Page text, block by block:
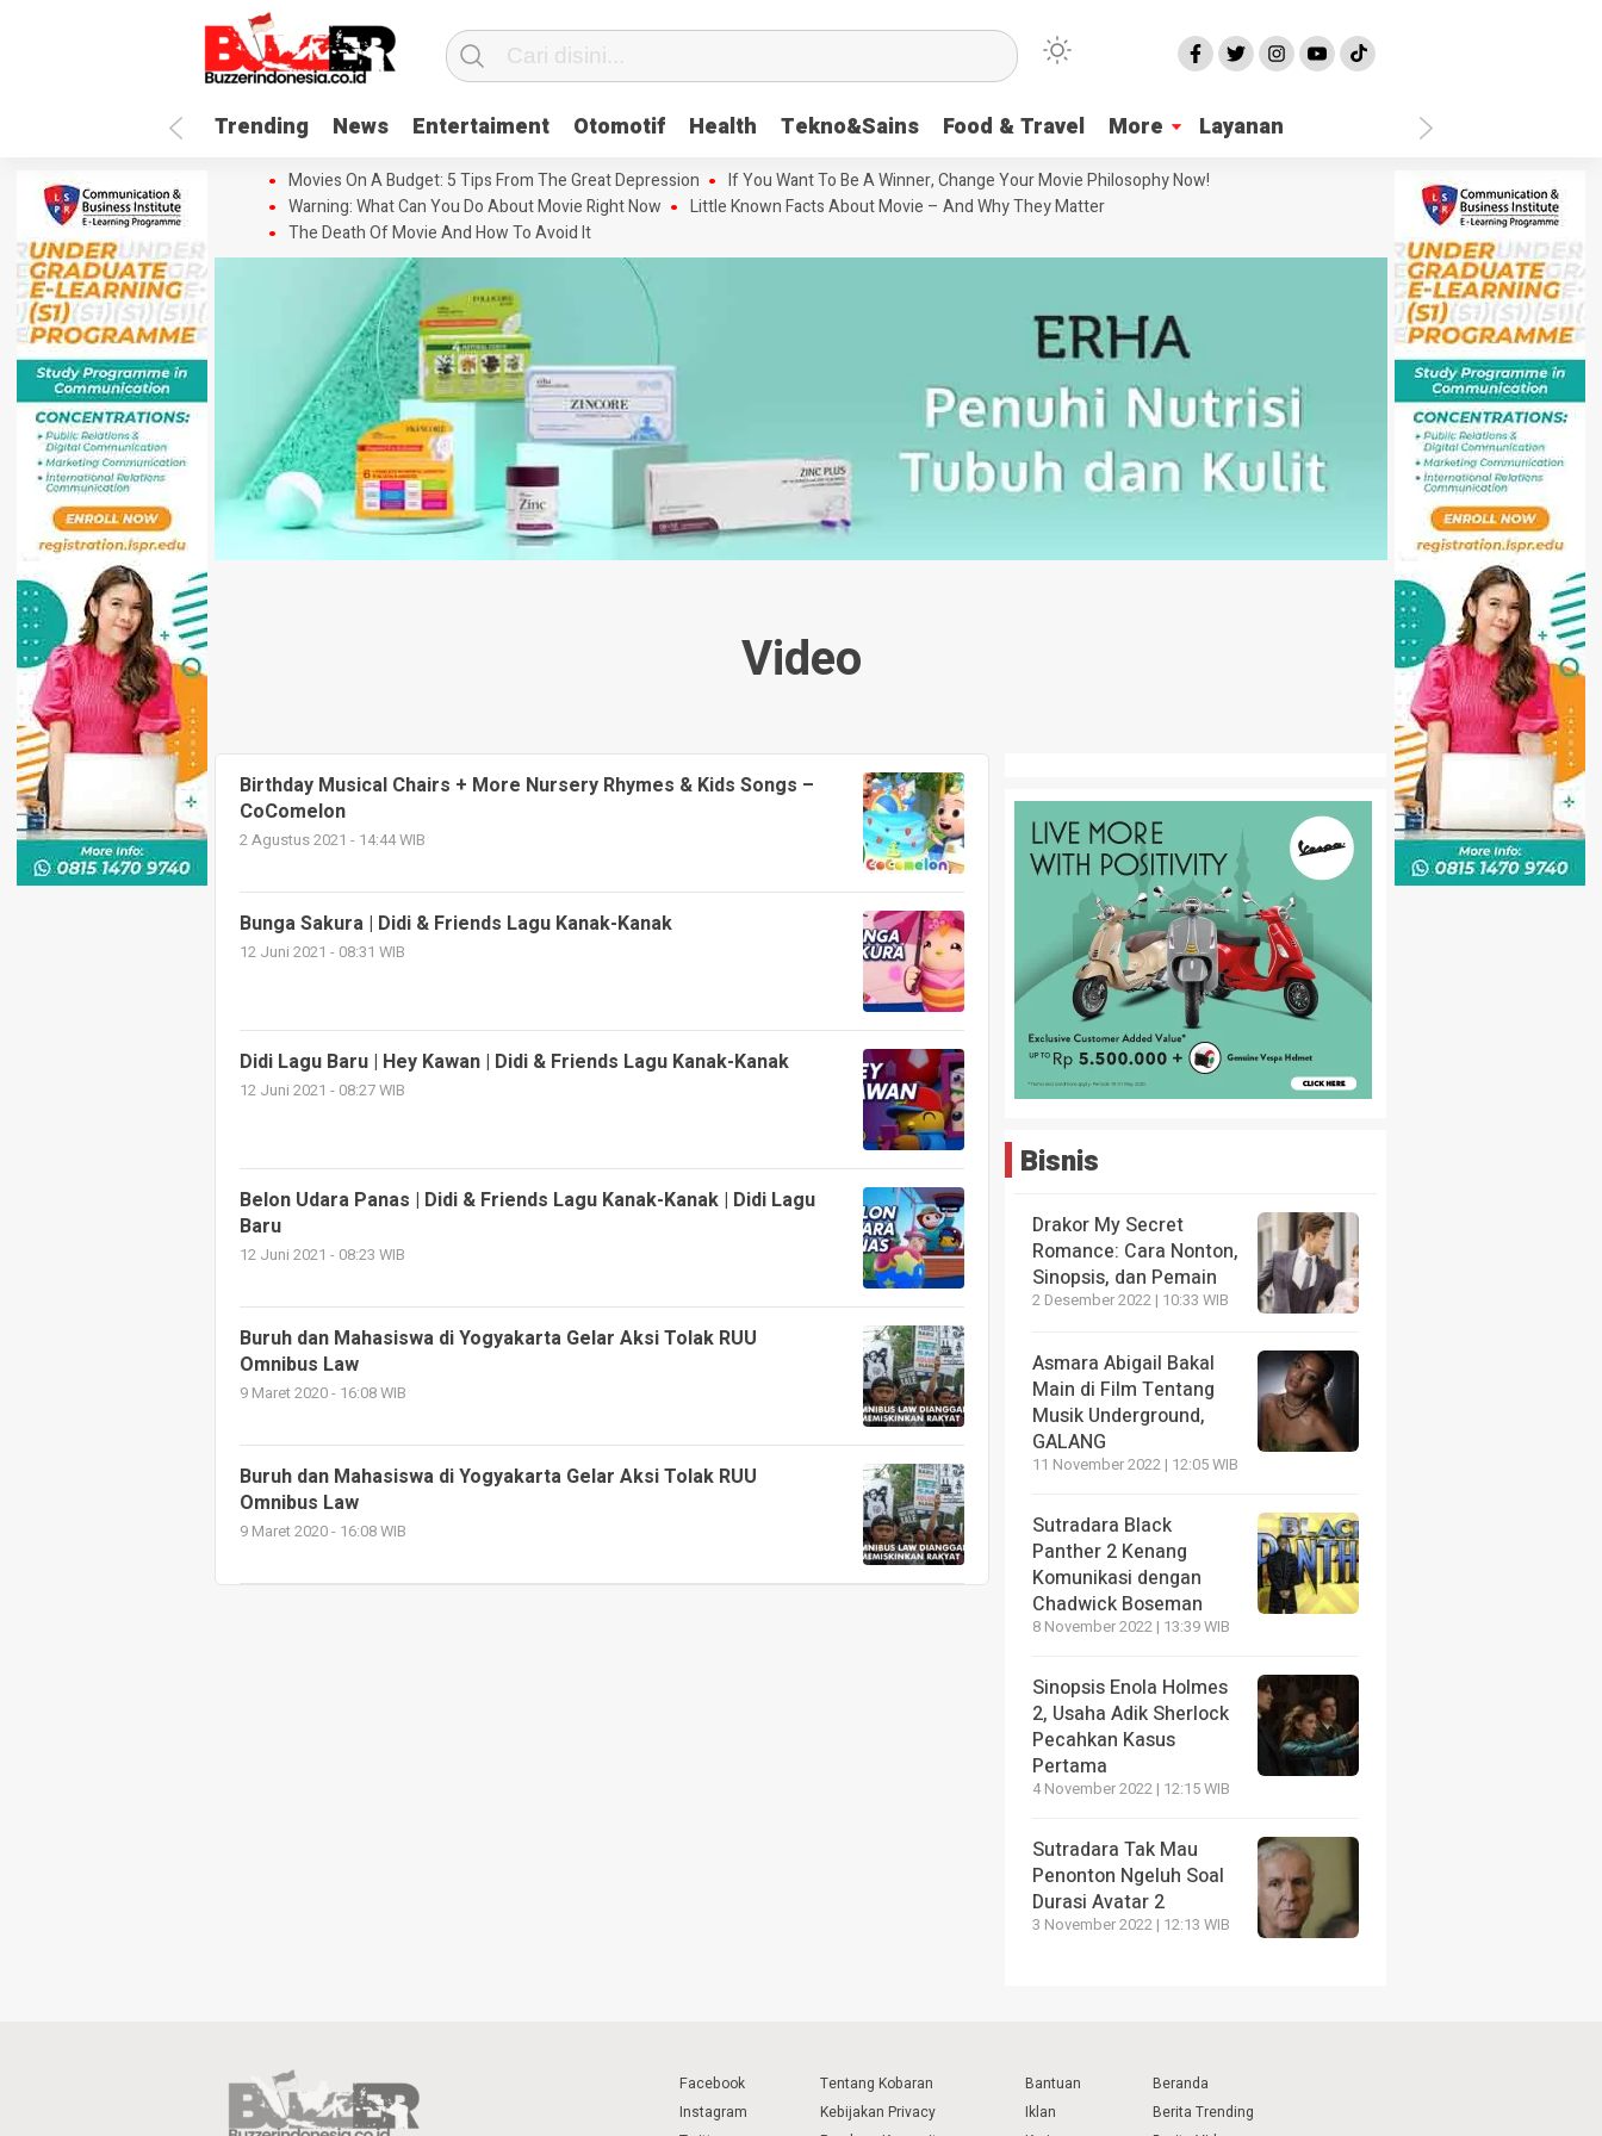
Trending News Entertaiment Otomotif Health Tekno&Sains Food & Travel More Layanan
Movies On A Budget: 5 Tips From The Great Depression
If You Want To Be A Winner, Change Your Movie Philosophy Now!
Warning: What Can You Do About Movie Right Now
Little Known Facts About Movie – And Why They Matter
The Death Of Movie And How To Avoid It
Video
Birthday Musical Chairs + More Nursery Rhymes & Kids Songs –
CoComelon
2 Agustus 2021 - 14:44 WIB
Bunga Sakura | Didi & Friends Lagu Kanak-Kanak
12 Juni 2021 - 08:31 WIB
Didi Lagu Baru | Hey Kawan | Didi & Friends Lagu Kanak-Kanak
12 Juni 2021 - 08:27 WIB
Belon Udara Panas | Didi & Friends Lagu Kanak-Kanak | Didi Lagu
Baru
12 Juni 2021 - 08:23 WIB
Buruh dan Mahasiswa di Yogyakarta Gelar Aksi Tolak RUU
Omnibus Law
9 Maret 2020 - 16:08 WIB
Buruh dan Mahasiswa di Yogyakarta Gelar Aksi Tolak RUU
Omnibus Law
9 Maret 2020 - 16:08 WIB
Bisnis
Drakor My Secret
Romance: Cara Nonton,
Sinopsis, dan Pemain
2 Desember 2022 | 10:33 WIB
Asmara Abigail Bakal
Main di Film Tentang
Musik Underground,
GALANG
11 November 2022 | 12:05 WIB
Sutradara Black
Panther 2 Kenang
Komunikasi dengan
Chadwick Boseman
8 November 2022 | 13:39 WIB
Sinopsis Enola Holmes
2, Usaha Adik Sherlock
Pecahkan Kasus
Pertama
4 November 2022 | 12:15 WIB
Sutradara Tak Mau
Penonton Ngeluh Soal
Durasi Avatar 2
3 November 2022 | 12:13 WIB
Facebook
Instagram
Tentang Kobaran
Kebijakan Privacy
Bantuan
Iklan
Beranda
Berita Trending